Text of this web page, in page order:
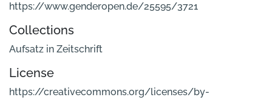
https://www.genderopen.de/25595/3721
Collections
Aufsatz in Zeitschrift
License
https://creativecommons.org/licenses/by-